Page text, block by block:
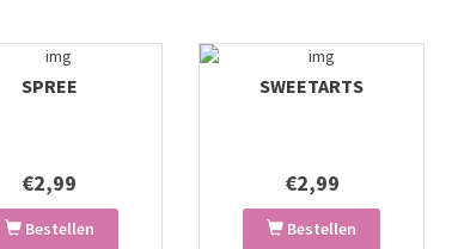
SPREE
€2,99
Bestellen
SWEETARTS
€2,99
Bestellen